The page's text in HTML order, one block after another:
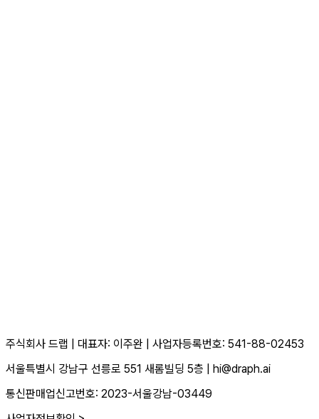
주식회사 드랩 대표자: 이주완
사업자등록번호: 541-88-02453
서울특별시 강남구 선릉로 551 새롬빌딩 5층
hi@draph.ai
통신판매업신고번호: 2023-서울강남-03449